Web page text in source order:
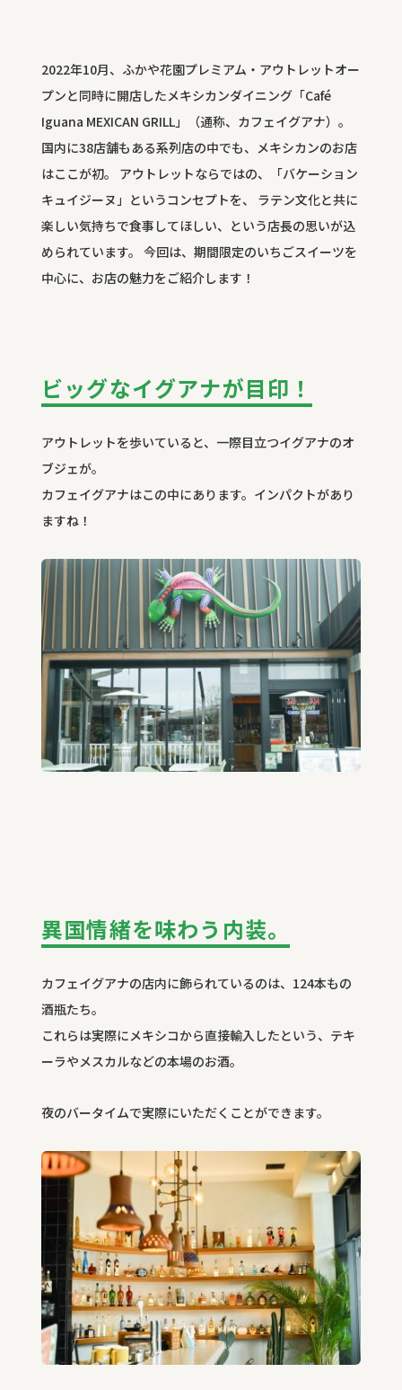
2022年10月、ふかや花園プレミアム・アウトレットオー
プンと同時に開店したメキシカンダイニング「Café
Iguana MEXICAN GRILL」（通称、カフェイグアナ）。
国内に38店舗もある系列店の中でも、メキシカンのお店
はここが初。 アウトレットならではの、「バケーション
キュイジーヌ」というコンセプトを、 ラテン文化と共に
楽しい気持ちで食事してほしい、という店長の思いが込
められています。 今回は、期間限定のいちごスイーツを
中心に、お店の魅力をご紹介します！
ビッグなイグアナが目印！
アウトレットを歩いていると、一際目立つイグアナのオ
ブジェが。
カフェイグアナはこの中にあります。インパクトがあり
ますね！
異国情緒を味わう内装。
カフェイグアナの店内に飾られているのは、124本もの
酒瓶たち。
これらは実際にメキシコから直接輸入したという、テキ
ーラやメスカルなどの本場のお酒。
夜のバータイムで実際にいただくことができます。